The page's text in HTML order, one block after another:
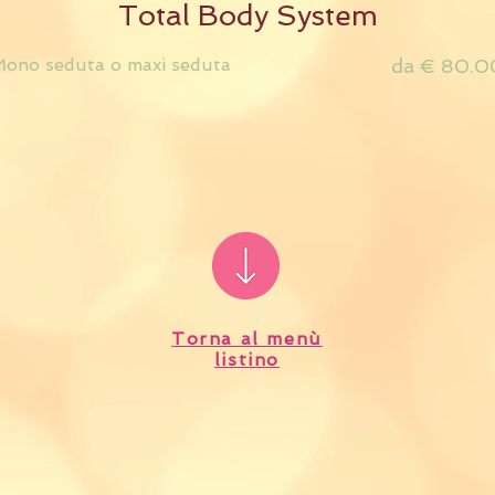
Total Body System
seduta o maxi seduta da €
Torna al menù
listino